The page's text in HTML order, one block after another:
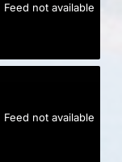
Feed not available
Feed not available